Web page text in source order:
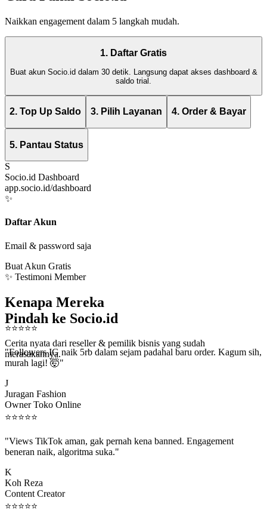
Naikkan engagement dalam 5 langkah mudah.
1. Daftar Gratis
Buat akun Socio.id dalam 30 detik. Langsung dapat akses dashboard &
saldo trial.
2. Top Up Saldo 3. Pilih Layanan 4. Order & Bayar
5. Pantau Status
S
Socio.id Dashboard
app.socio.id/dashboard
✨
Daftar Akun
Email & password saja
Buat Akun Gratis
✨ Testimoni Member
Kenapa Mereka
Pindah ke Socio.id
Cerita nyata dari reseller & pemilik bisnis yang sudah
merasakannya.
⭐⭐⭐⭐⭐
"Followers IG naik 5rb dalam sejam padahal baru order. Kagum sih,
murah lagi! 🤯"
Juragan Fashion
Owner Toko Online
⭐⭐⭐⭐ ⭐
beneran naik, algoritma suka."
Koh Reza
Content Creator
⭐⭐⭐⭐⭐